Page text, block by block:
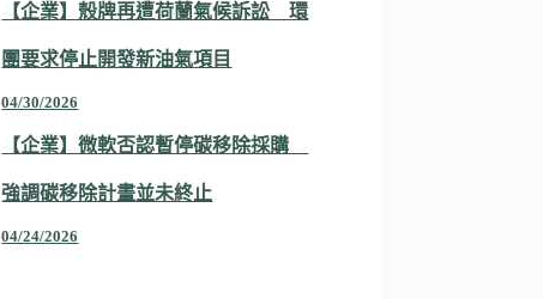
【企業】殼牌再遭荷蘭氣候訴訟 環
團要求停止開發新油氣項目
04/30/2026
【企業】微軟否認暫停碳移除採購
強調碳移除計畫並未終止
04/24/2026